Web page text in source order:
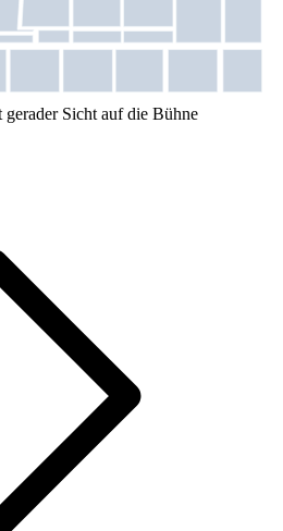
Sicht auf die Bühne